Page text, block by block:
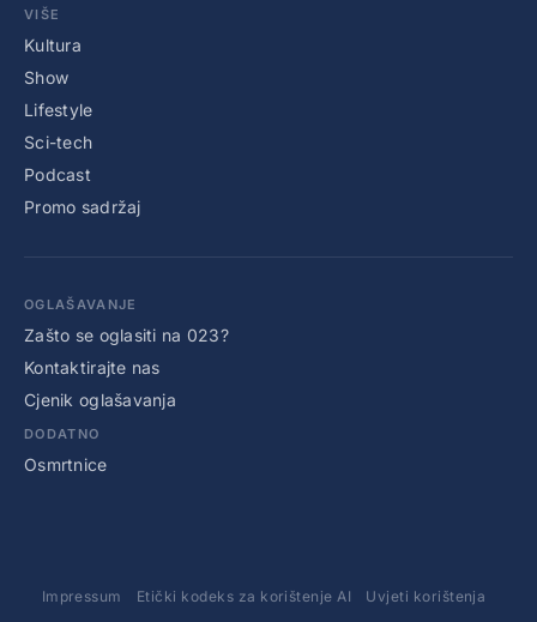
VIŠE
Kultura
Show
Lifestyle
Sci-tech
Podcast
Promo sadržaj
OGLAŠAVANJE
Zašto se oglasiti na 023?
Kontaktirajte nas
Cjenik oglašavanja
DODATNO
Osmrtnice
Impressum Etički kodeks za korištenje AI Uvjeti korištenja